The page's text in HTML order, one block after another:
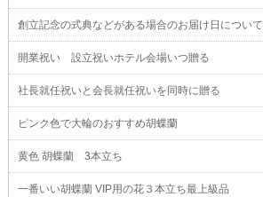
創立記念の式典などがある場合のお届け日について
開業祝い 設立祝いホテル会場いつ贈る
社長就任祝いと会長就任祝いを同時に贈る
ピンク色で大輪のおすすめ胡蝶蘭
黄色 胡蝶蘭 3本立ち
一番いい胡蝶蘭 VIP用の花３本立ち最上級品